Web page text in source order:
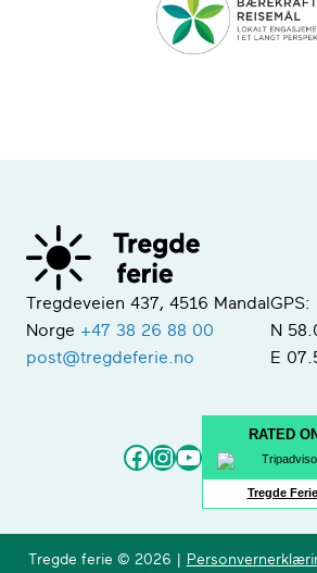
Tregdeveien 437, 4516 Mandal
Norge +47 38 26 88 00
post@tregdeferie.no
GPS:
N
E
Facebook
Instagram
YouTube
RATED ON
Tregde Ferie
Tregde ferie © 2026 |